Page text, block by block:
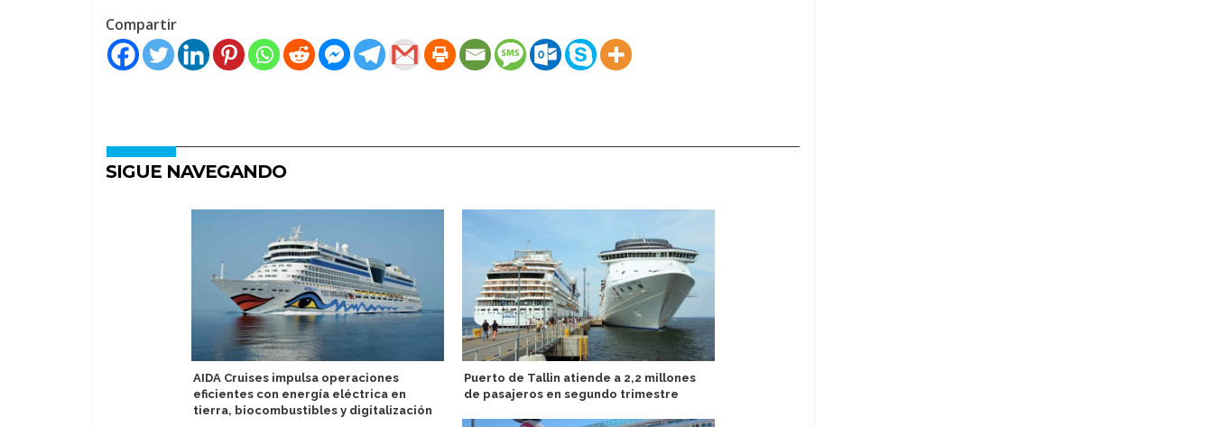
Compartir
SIGUE NAVEGANDO
AIDA Cruises impulsa operaciones
eficientes con energía eléctrica en
tierra, biocombustibles y digitalización
Puerto de Tallin atiende a 2,2 millones
de pasajeros en segundo trimestre